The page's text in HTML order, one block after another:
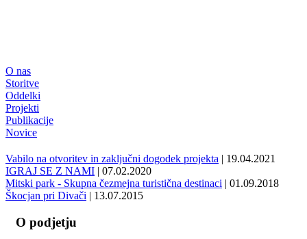
O nas
Storitve
Oddelki
Projekti
Publikacije
Novice
Vabilo na otvoritev in zaključni dogodek projekta | 19.04.2021
IGRAJ SE Z NAMI | 07.02.2020
Mitski park - Skupna čezmejna turistična destinaci | 01.09.2018
Škocjan pri Divači | 13.07.2015
O podjetju